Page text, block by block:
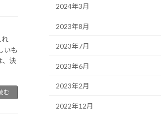
いも
、決
む
2024年3月
2023年8月
2023年7月
2023年6月
2023年2月
2022年12月